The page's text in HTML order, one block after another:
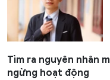
Tìm ra nguyên nhân
ngừng hoạt động